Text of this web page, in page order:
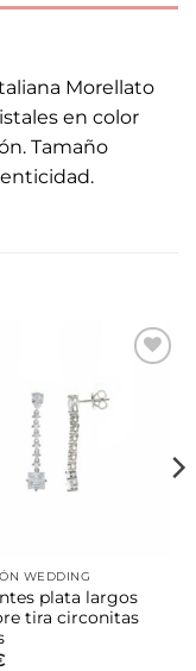
Morellato
en color
Tamaño
WEDDING
plata largos
tira circonitas